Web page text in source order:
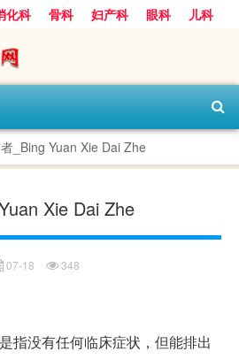
化科 骨科 妇产科 眼科
儿科
科
_Bing Yuan Xie Dai Zhe
Xie Dai Zhe
07-18 348
指没有任何临床症状，但能排出